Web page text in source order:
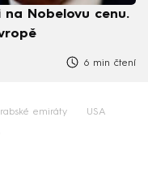
na Nobelovu cenu.
6 min čtení
emiráty USA